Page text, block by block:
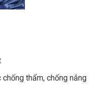
thấm, chống nắng